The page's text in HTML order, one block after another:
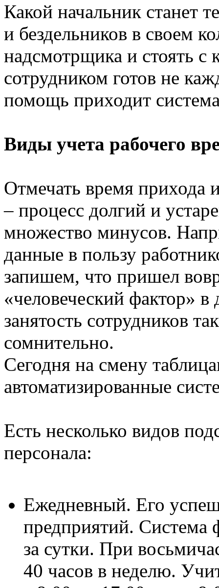
Какой начальник станет
и бездельников в своем
надсмотрщика и стоять
сотрудником готов не
помощь приходит
Виды учета рабочего
Отмечать время прихода
– процесс долгий и
множество минусов.
данные в пользу
запишем, что пришел
«человеческий фактор»
занятость сотрудников
сомнительно.
Сегодня на смену
автоматизированные
Есть несколько видов
персонала:
Ежедневный. Его
предприятий. Система
за сутки. При
40 часов в неделю.